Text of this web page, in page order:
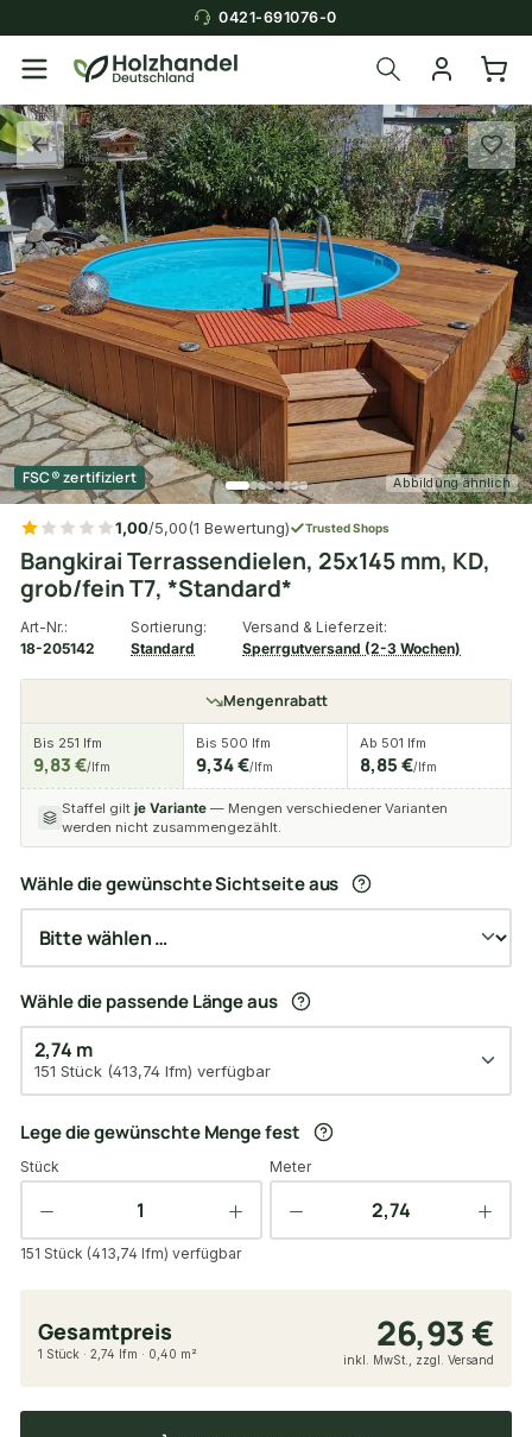
0421-691076-0
FSC® zertifiziert Abbildung ähnlich
1,00/5,00(1 Bewertung) Trusted Shops
Bangkirai Terrassendielen, 25x145 mm, KD,
grob/fein T7, *Standard*
Art-Nr.:
18-205142
Sortierung:
Standard
Versand & Lieferzeit:
Sperrgutversand (2-3 Wochen)
Mengenrabatt
Bis 251 lfm
9,83 €/lfm
Bis 500 lfm
9,34 €/lfm
Ab 501 lfm
8,85 €/lfm
Staffel gilt je Variante — Mengen verschiedener Varianten
werden nicht zusammengezählt.
Wähle die gewünschte Sichtseite aus
Wähle die passende Länge aus
2,74 m
151 Stück (413,74 lfm) verfügbar
Lege die gewünschte Menge fest
Stück Meter
151 Stück (413,74 lfm) verfügbar
Gesamtpreis 26,93 €
1 Stück · 2,74 lfm · 0,40 m² inkl. MwSt., zzgl. Versand